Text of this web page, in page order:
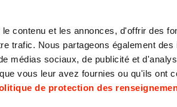
contenu et les annonces, d'offrir des
trafic. Nous partageons également des
médias sociaux, de publicité et
vous leur avez fournies ou qu'ils ont
de protection des
514 281-6601
info@orangetango.com